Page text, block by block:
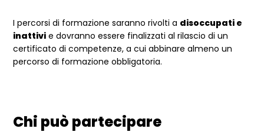
I percorsi di formazione saranno rivolti a disoccupati e
inattivi e dovranno essere finalizzati al rilascio di un
certificato di competenze, a cui abbinare almeno un
percorso di formazione obbligatoria.
Chi può partecipare